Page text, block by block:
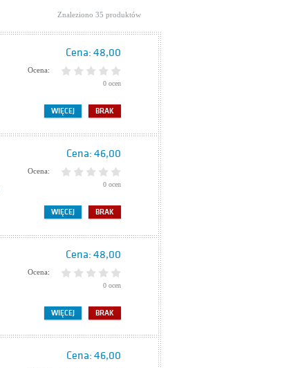
Znaleziono 35 produktów
Cena: 48,00
Ocena:
0 ocen
BRAK
WIĘCEJ
Cena: 46,00
Ocena:
0 ocen
BRAK
WIĘCEJ
Cena: 48,00
Ocena:
0 ocen
BRAK
WIĘCEJ
Cena: 46,00